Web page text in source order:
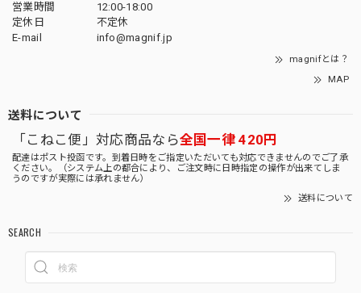
営業時間
12:00-18:00
定休日
不定休
E-mail
info@magnif.jp
magnifとは？
MAP
送料について
「こねこ便」対応商品なら全国一律 420円
配達はポスト投函です。到着日時をご指定いただいても対応できませんのでご了承
ください。（システム上の都合により、ご注文時に日時指定の操作が出来てしま
うのですが実際には承れません）
送料について
SEARCH